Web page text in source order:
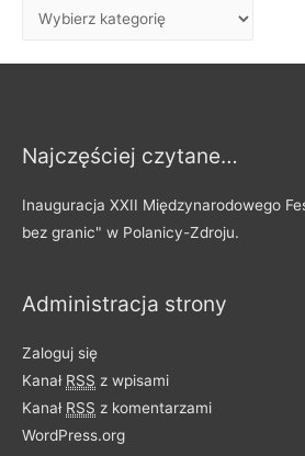
p
e
Najczęściej czytane…
Inauguracja XXII Międzynarodowego
bez granic" w Polanicy-Zdroju.
Administracja strony
Zaloguj się
Kanał RSS z wpisami
Kanał RSS z komentarzami
WordPress.org